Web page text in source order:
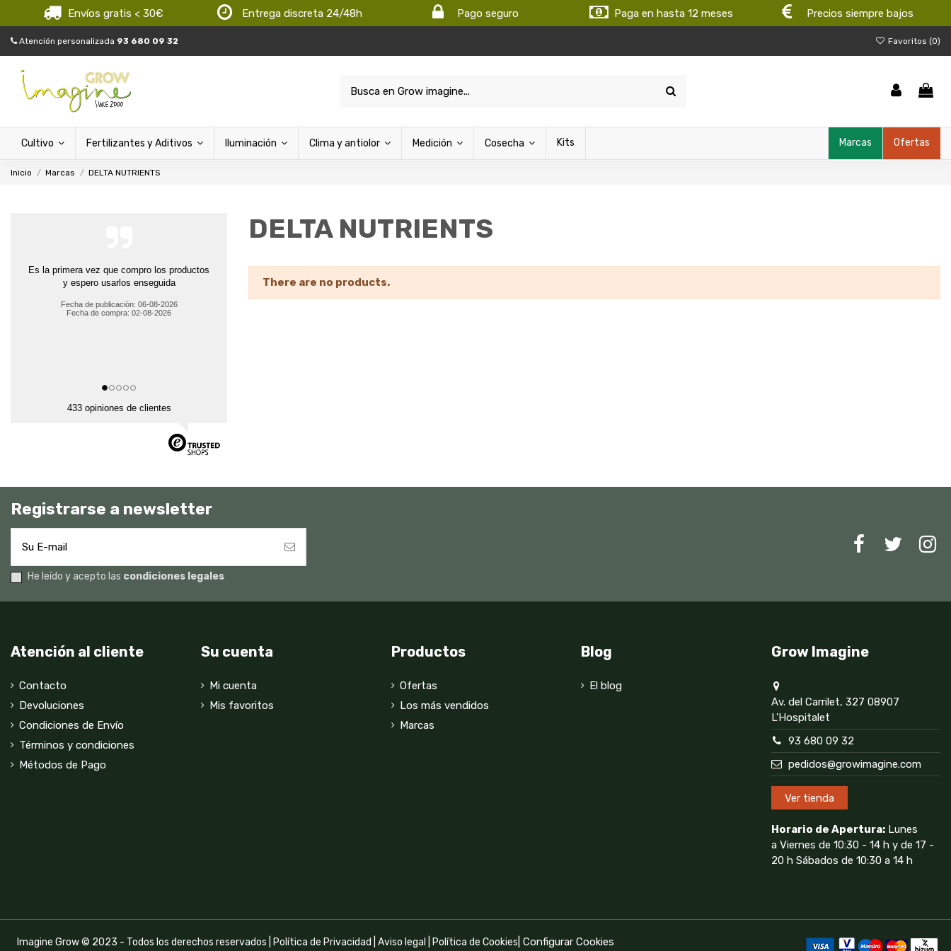
Envíos gratis < 30€ Entrega discreta 24/48h Pago seguro Paga en hasta 12 meses Precios siempre bajos
Atención personalizada 93 680 09 32 Favoritos (0)
Cultivo Fertilizantes y Aditivos Iluminación Clima y antiolor Medición Cosecha Kits Ofertas
Marcas
Inicio Marcas DELTA NUTRIENTS
DELTA NUTRIENTS
There are no products.
Es la primera vez que compro los productos
y espero usarlos enseguida
Fecha de publicación: 06-08-2026
Fecha de compra: 02-08-2026
433 opiniones de clientes
Registrarse a newsletter
He leído y acepto las condiciones legales
Atención al cliente
Contacto
Devoluciones
Condiciones de Envío
Términos y condiciones
Métodos de Pago
Su cuenta
Mi cuenta
Mis favoritos
Productos
Ofertas
Los más vendidos
Marcas
Blog
El blog
Grow Imagine
Av. del Carrilet, 327 08907
L'Hospitalet
93 680 09 32
pedidos@growimagine.com
Ver tienda
Horario de Apertura: Lunes
a Viernes de 10:30 - 14 h y de 17 -
20 h Sábados de 10:30 a 14 h
Imagine Grow © 2023 - Todos los derechos reservados | Política de Privacidad Aviso legal Política de Cookies Configurar Cookies